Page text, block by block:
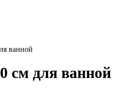
ванной
см для ванной